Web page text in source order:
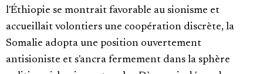
l'Éthiopie se montrait favorable au sionisme et
accueillait volontiers une coopération discrète, la
Somalie adopta une position ouvertement
antisioniste et s'ancra fermement dans la sphère